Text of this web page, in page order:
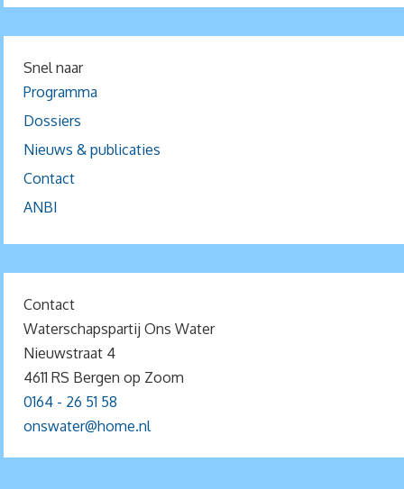
Snel naar
Programma
Dossiers
Nieuws & publicaties
Contact
ANBI
Contact
Waterschapspartij Ons Water
Nieuwstraat 4
4611 RS Bergen op Zoom
0164 - 26 51 58
onswater@home.nl